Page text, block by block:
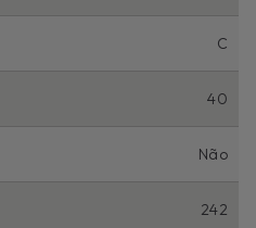
C
40
Não
242